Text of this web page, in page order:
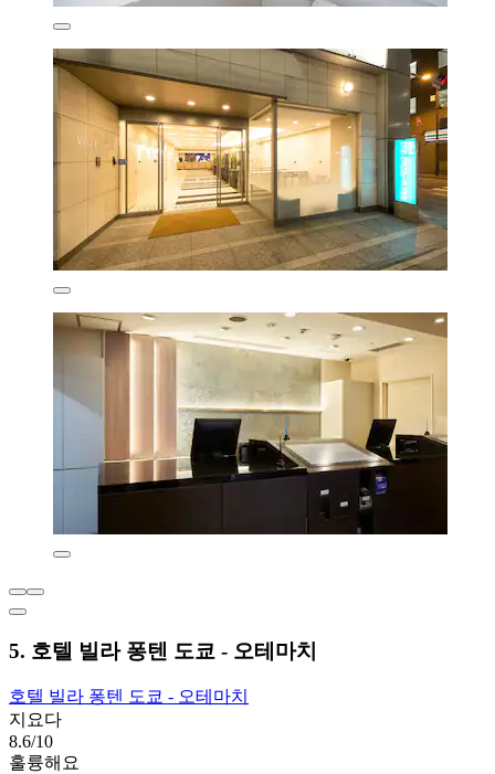
5. 호텔 빌라 퐁텐 도쿄 - 오테마치
호텔 빌라 퐁텐 도쿄 - 오테마치
지요다
8.6/10
훌륭해요